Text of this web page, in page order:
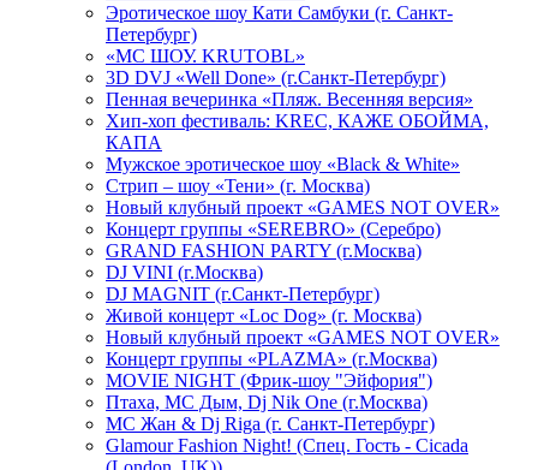
Эротическое шоу Кати Самбуки (г. Санкт-
Петербург)
«МС ШОУ. KRUTOBL»
3D DVJ «Well Done» (г.Санкт-Петербург)
Пенная вечеринка «Пляж. Весенняя версия»
Хип-хоп фестиваль: KREC, КАЖЕ ОБОЙМА,
КАПА
Мужское эротическое шоу «Black & White»
Стрип – шоу «Тени» (г. Москва)
Новый клубный проект «GAMES NOT OVER»
Концерт группы «SEREBRO» (Серебро)
GRAND FASHION PARTY (г.Москва)
DJ VINI (г.Москва)
DJ MAGNIT (г.Санкт-Петербург)
Живой концерт «Loc Dog» (г. Москва)
Новый клубный проект «GAMES NOT OVER»
Концерт группы «PLAZMA» (г.Москва)
MOVIE NIGHT (Фрик-шоу "Эйфория")
Птаха, МС Дым, Dj Nik One (г.Москва)
МС Жан & Dj Riga (г. Санкт-Петербург)
Glamour Fashion Night! (Спец. Гость - Cicada